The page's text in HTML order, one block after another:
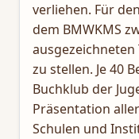
verliehen. Für
dem BMWKMS
zu stellen. Je 40
Buchklub der
Präsentation
Schulen und